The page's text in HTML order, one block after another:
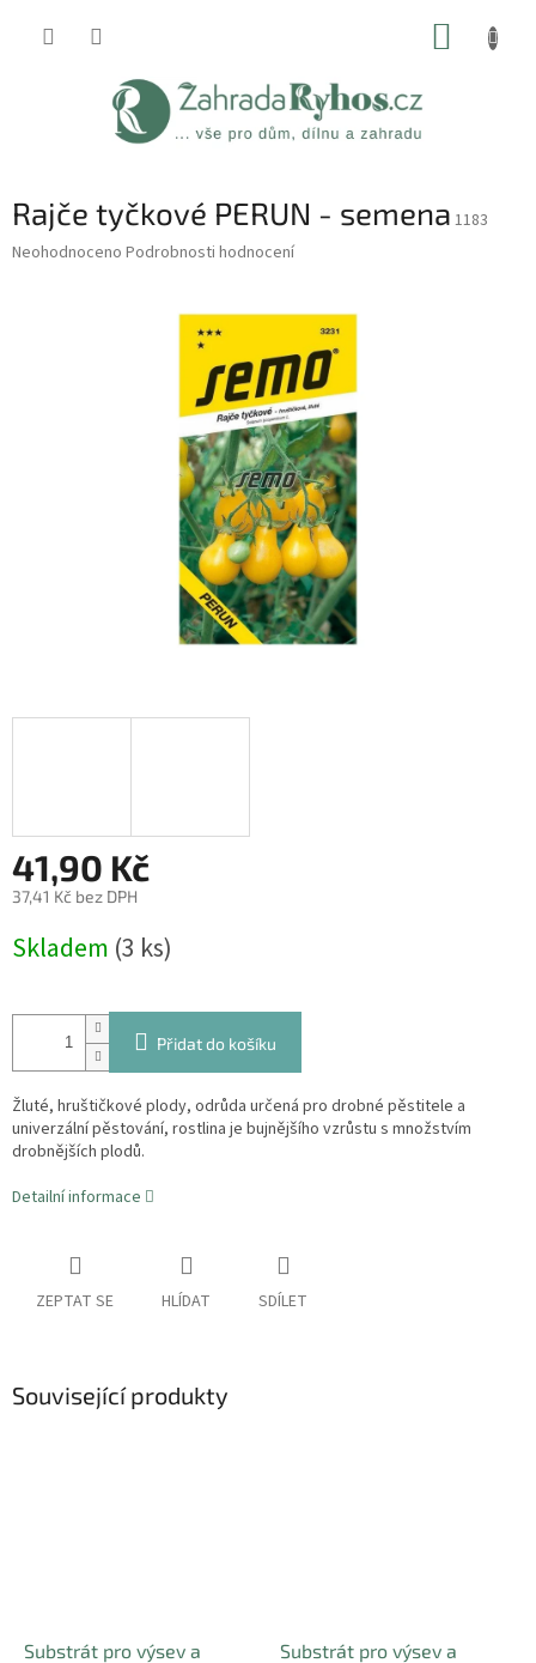
Rajče tyčkové PERUN - semena 1183
Průměrné
Neohodnoceno Podrobnosti hodnocení
41,90 Kč
37,41 Kč bez DPH
cena:
Skladem (3 ks)
Přidat do košíku
Žluté, hruštičkové plody, odrůda určená pro drobné pěstitele a
univerzální pěstování, rostlina je bujnějšího vzrůstu s množstvím
drobnějších plodů.
Detailní informace
ZEPTAT SE HLÍDAT SDÍLET
Související produkty
Substrát pro výsev a
Substrát pro výsev a